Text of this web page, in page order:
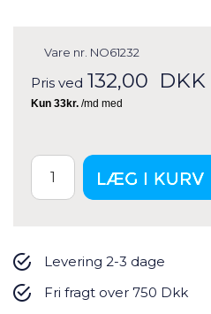
Vare nr. NO61232
Pris ved 132,00 DKK
Levering 2-3 dage
Fri fragt over 750 Dkk